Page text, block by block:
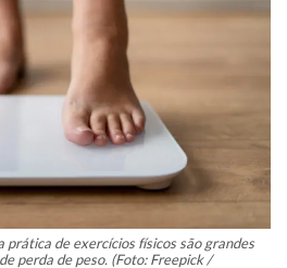
prática de exercícios físicos são grandes
perda de peso. (Foto: Freepick /